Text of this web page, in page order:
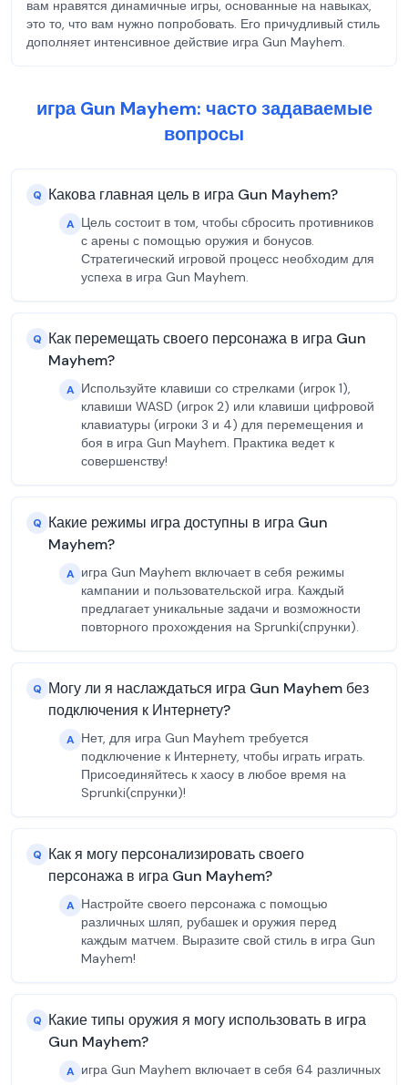
вам нравятся динамичные игры, основанные на навыках,
это то, что вам нужно попробовать. Его причудливый стиль
дополняет интенсивное действие игра Gun Mayhem.
игра Gun Mayhem: часто задаваемые
вопросы
Q Какова главная цель в игра Gun Mayhem?
A Цель состоит в том, чтобы сбросить противников
с арены с помощью оружия и бонусов.
Стратегический игровой процесс необходим для
успеха в игра Gun Mayhem.
Q Как перемещать своего персонажа в игра Gun
Mayhem?
A Используйте клавиши со стрелками (игрок 1),
клавиши WASD (игрок 2) или клавиши цифровой
клавиатуры (игроки 3 и 4) для перемещения и
боя в игра Gun Mayhem. Практика ведет к
совершенству!
Q Какие режимы игра доступны в игра Gun
Mayhem?
A игра Gun Mayhem включает в себя режимы
кампании и пользовательской игра. Каждый
предлагает уникальные задачи и возможности
повторного прохождения на Sprunki(спрунки).
Q Могу ли я наслаждаться игра Gun Mayhem без
подключения к Интернету?
A Нет, для игра Gun Mayhem требуется
подключение к Интернету, чтобы играть играть.
Присоединяйтесь к хаосу в любое время на
Sprunki(спрунки)!
Q Как я могу персонализировать своего
персонажа в игра Gun Mayhem?
A Настройте своего персонажа с помощью
различных шляп, рубашек и оружия перед
каждым матчем. Выразите свой стиль в игра Gun
Mayhem!
Q Какие типы оружия я могу использовать в игра
Gun Mayhem?
A игра Gun Mayhem включает в себя 64 различных